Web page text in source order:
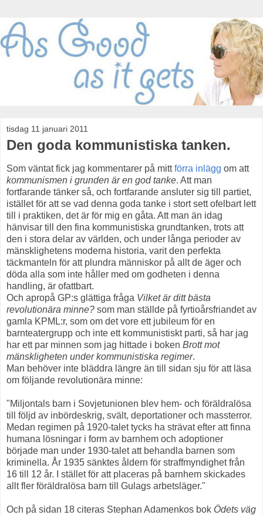
tisdag 11 januari 2011
Den goda kommunistiska tanken.
Som väntat fick jag kommentarer på mittförra inlägg om att
kommunismen i grunden är en god tanke. Att man
fortfarande tänker så, och fortfarande ansluter sig till partiet,
istället för att se vad denna goda tanke i stort sett ofelbart lett
till i praktiken, det är för mig en gåta. Att man än idag
hänvisar till den fina kommunistiska grundtanken, trots att
den i stora delar av världen, och under långa perioder av
mänsklighetens moderna historia, varit den perfekta
täckmanteln för att plundra människor på allt de äger och
döda alla som inte håller med om godheten i denna
handling, är ofattbart.
Och apropå GP:s glättiga fråga Vilket är ditt bästa
revolutionära minne? som man ställde på fyrtioårsfriandet av
gamla KPML:r, som om det vore ett jubileum för en
barnteatergrupp och inte ett kommunistiskt parti, så har jag
har ett par minnen som jag hittade i boken Brott mot
mänskligheten under kommunistiska regimer.
Man behöver inte bläddra längre än till sidan sju för att läsa
om följande revolutionära minne:
"Miljontals barn i Sovjetunionen blev hem- och föräldralösa
till följd av inbördeskrig, svält, deportationer och massterror.
Medan regimen på 1920-talet tycks ha strävat efter att finna
humana lösningar i form av barnhem och adoptioner
började man under 1930-talet att behandla barnen som
kriminella. År 1935 sänktes åldern för straffmyndighet från
16 till 12 år. I stället för att placeras på barnhem skickades
allt fler föräldralösa barn till Gulags arbetsläger."
Och på sidan 18 citeras Stephan Adamenkos bok Ödets väg